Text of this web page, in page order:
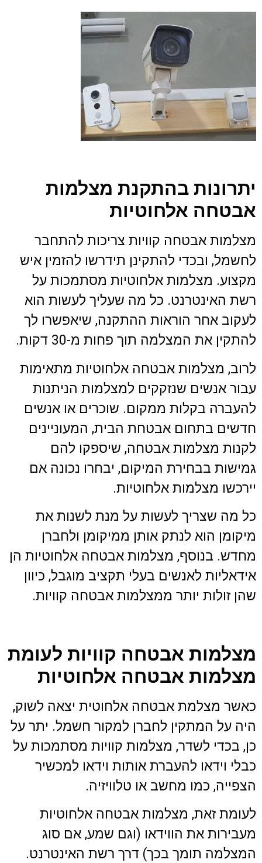
יתרונות בהתקנת מצלמות
אבטחה אלחוטיות
מצלמות אבטחה קוויות צריכות להתחבר
לחשמל, ובכדי להתקינן תידרשו להזמין איש
מקצוע. מצלמות אלחוטיות מסתמכות על
רשת האינטרנט. כל מה שעליך לעשות הוא
לעקוב אחר הוראות ההתקנה, שיאפשרו לך
להתקין את המצלמה תוך פחות מ-30 דקות.
לרוב, מצלמות אבטחה אלחוטיות מתאימות
עבור אנשים שנזקקים למצלמות הניתנות
להעברה בקלות ממקום. שוכרים או אנשים
חדשים בתחום אבטחת הבית, המעוניינים
לקנות מצלמות אבטחה, שיספקו להם
גמישות בבחירת המיקום, יבחרו נכונה אם
יירכשו מצלמות אלחוטיות.
כל מה שצריך לעשות על מנת לשנות את
מיקומן הוא לנתק אותן ממיקומן ולחברן
מחדש. בנוסף, מצלמות אבטחה אלחוטיות הן
אידאליות לאנשים בעלי תקציב מוגבל, כיוון
שהן זולות יותר ממצלמות אבטחה קוויות.
מצלמות אבטחה קוויות לעומת
מצלמות אבטחה אלחוטיות
כאשר מצלמת אבטחה אלחוטית יצאה לשוק,
היה על המתקין לחברן למקור חשמל. יתר על
כן, בכדי לשדר, מצלמות קוויות מסתמכות על
כבלי וידאו להעברת אותות וידאו למכשיר
הצפייה, כמו מחשב או טלוויזיה.
לעומת זאת, מצלמות אבטחה אלחוטיות
מעבירות את הווידאו (וגם שמע, אם סוג
המצלמה תומך בכך) דרך רשת האינטרנט.